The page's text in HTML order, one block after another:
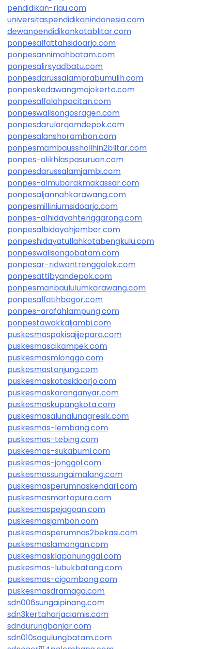
pendidikan-riau.com
universitaspendidikanindonesia.com
dewanpendidikankotablitar.com
ponpesalfattahsidoarjo.com
ponpesannimahbatam.com
ponpesalirsyadbatu.com
ponpesdarussalamprabumulih.com
ponpeskedawangmojokerto.com
ponpesalfalahpacitan.com
ponpeswalisongosragen.com
ponpesdarularqamdepok.com
ponpesalanshorambon.com
ponpesmambaussholihin2blitar.com
ponpes-alikhlaspasuruan.com
ponpesdarussalamjambi.com
ponpes-almubarakmakassar.com
ponpesaljannahkarawang.com
ponpesmilliniumsidoarjo.com
ponpes-alhidayahtenggarong.com
ponpesalbidayahjember.com
ponpeshidayatullahkotabengkulu.com
ponpeswalisongobatam.com
ponpesar-ridwantrenggalek.com
ponpesattibyandepok.com
ponpesmanbaululumkarawang.com
ponpesalfatihbogor.com
ponpes-arafahlampung.com
ponpestawakkaljambi.com
puskesmaspakisajijepara.com
puskesmascikampek.com
puskesmasmlonggo.com
puskesmastanjung.com
puskesmaskotasidoarjo.com
puskesmaskaranganyar.com
puskesmaskupangkota.com
puskesmasalunalunagresik.com
puskesmas-lembang.com
puskesmas-tebing.com
puskesmas-sukabumi.com
puskesmas-jonggol.com
puskesmassungaimalang.com
puskesmasperumnaskendari.com
puskesmasmartapura.com
puskesmaspejagoan.com
puskesmasjambon.com
puskesmasperumnas2bekasi.com
puskesmaslamongan.com
puskesmasklapanunggal.com
puskesmas-lubukbatang.com
puskesmas-cigombong.com
puskesmasdramaga.com
sdn006sungaipinang.com
sdn3kertaharjaciamis.com
sdndurungbanjar.com
sdn010sagulungbatam.com